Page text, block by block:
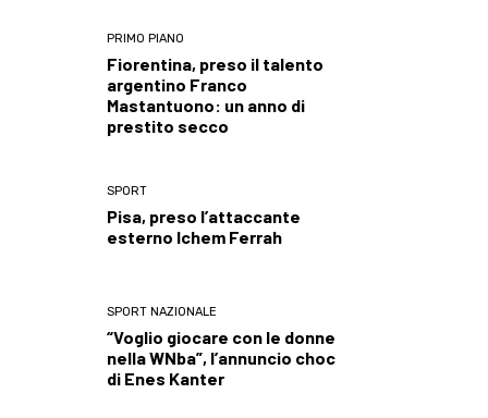
PRIMO PIANO
Fiorentina, preso il talento
argentino Franco
Mastantuono: un anno di
prestito secco
SPORT
Pisa, preso l’attaccante
esterno Ichem Ferrah
SPORT NAZIONALE
“Voglio giocare con le donne
nella WNba”, l’annuncio choc
di Enes Kanter